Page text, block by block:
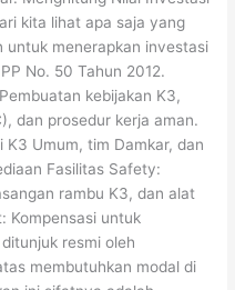
kita lihat apa saja yang
untuk menerapkan investasi
No. 50 Tahun 2012.
kebijakan K3,
dan prosedur kerja aman.
K3 Umum, tim Damkar, dan
Fasilitas Safety:
rambu K3, dan alat
Kompensasi untuk
resmi oleh
membutuhkan modal di